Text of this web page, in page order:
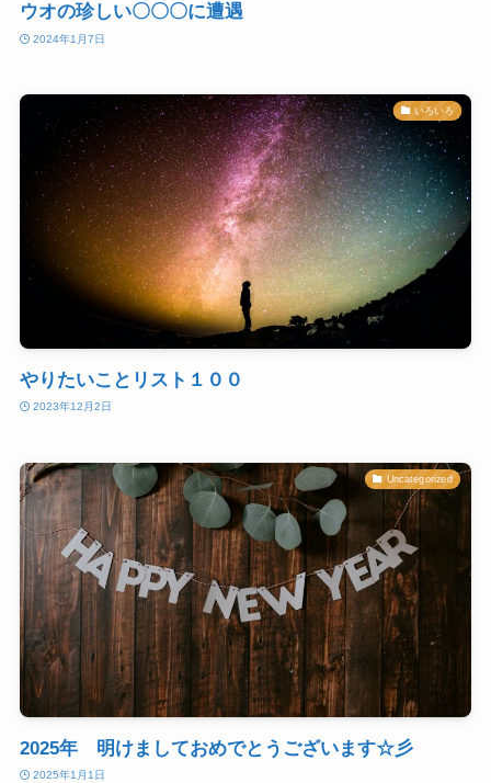
ウオの珍しい〇〇〇に遭遇
2024年1月7日
いろいろ
やりたいことリスト１００
2023年12月2日
Uncategorized
2025年 明けましておめでとうございます☆彡
2025年1月1日